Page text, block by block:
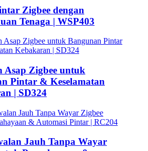
Zigbee dengan
Tenaga | WSP403
Asap Zigbee untuk
Pintar & Keselamatan
| SD324
Jauh Tanpa Wayar